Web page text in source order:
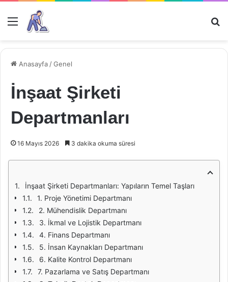
Menü
Anasayfa /Genel
İnşaat Şirketi
Departmanları
16 Mayıs 2026 3 dakika okuma süresi
İnşaat Şirketi Departmanları: Yapıların Temel Taşları
1. Proje Yönetimi Departmanı
2. Mühendislik Departmanı
3. İkmal ve Lojistik Departmanı
4. Finans Departmanı
5. İnsan Kaynakları Departmanı
6. Kalite Kontrol Departmanı
7. Pazarlama ve Satış Departmanı